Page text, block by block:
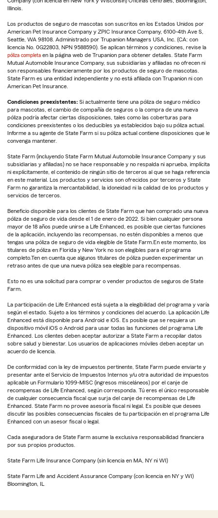
Illinois.
Los productos de seguro de mascotas son suscritos en los Estados Unidos por
American Pet Insurance Company y ZPIC Insurance Company, 6100-4th Ave S,
Seattle, WA 98108. Administrado por Trupanion Managers USA, Inc. (CA: con
licencia No. 0G22803, NPN 9588590). Se aplican términos y condiciones, revise la
póliza completa en la página web de Trupanion para obtener detalles. State Farm
Mutual Automobile Insurance Company, sus subsidiarias y afiliadas no ofrecen ni
son responsables financieramente por los productos de seguro de mascotas.
State Farm es una entidad independiente y no está afiliada con Trupanion ni con
American Pet Insurance.
Condiciones preexistentes: Si actualmente tiene una póliza de seguro médico
para mascotas, el cambio de compañía de seguros o la compra de una nueva
póliza podría afectar ciertas disposiciones, tales como las coberturas para
condiciones preexistentes o los deducibles ya establecidos bajo su póliza actual.
Informe a su agente de State Farm si su póliza actual contiene disposiciones que le
convenga mantener.
State Farm (incluyendo State Farm Mutual Automobile Insurance Company y sus
subsidiarias y afiliadas) no se hace responsable y no respalda ni aprueba, implícita
ni explícitamente, el contenido de ningún sitio de terceros al que se haga referencia
en este material. Los productos y servicios son ofrecidos por terceros y State
Farm no garantiza la mercantabilidad, la idoneidad ni la calidad de los productos y
servicios de terceros.
Beneficio disponible para los clientes de State Farm que han comprado una nueva
póliza de seguro de vida desde el 1 de enero de 2022. Si bien cualquier persona
mayor de 18 años puede unirse a Life Enhanced, es posible que ciertas funciones
de la aplicación, incluyendo las recompensas, no estén disponibles a menos que
tengas una póliza de seguro de vida elegible de State Farm.En este momento, los
titulares de póliza en Florida y New York no son elegibles para el programa
completo.Ten en cuenta que algunos titulares de póliza pueden experimentar un
retraso antes de que una nueva póliza sea elegible para recompensas.
Esto no es una solicitud para comprar o vender productos de seguros de State
Farm.
La participación de Life Enhanced está sujeta a la elegibilidad del programa y varía
según el estado. Sujeto a los términos y condiciones del acuerdo. La aplicación Life
Enhanced está disponible para Android e iOS. Es posible que se requiera un
dispositivo móvil iOS o Android para usar todas las funciones del programa Life
Enhanced. Los clientes deben aceptar autorizar a State Farm a recopilar datos
sobre salud y bienestar. Los usuarios de aplicaciones móviles deben aceptar un
acuerdo de licencia.
De conformidad con la ley de impuestos pertinente, State Farm puede enviarte y
presentar ante el Servicio de Impuestos Internos y/u otra autoridad de impuestos
aplicable un Formulario 1099-MISC (ingresos misceláneos) por el canje de
recompensas de Life Enhanced, según corresponda. Tú eres el único responsable
de cualquier consecuencia fiscal que surja del canje de recompensas de Life
Enhanced. State Farm no provee asesoría fiscal ni legal. Es posible que desees
discutir las posibles consecuencias fiscales de tu participación en el programa Life
Enhanced con un asesor fiscal o legal.
Cada aseguradora de State Farm asume la exclusiva responsabilidad financiera
por sus propios productos.
State Farm Life Insurance Company (sin licencia en MA, NY ni WI)
State Farm Life and Accident Assurance Company (con licencia en NY y WI)
Bloomington, IL